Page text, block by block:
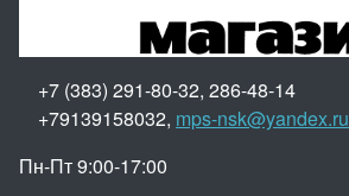
+7 (383) 291-80-32, 286-48-14
+79139158032, mps-nsk@yandex.ru
Пн-Пт 9:00-17:00